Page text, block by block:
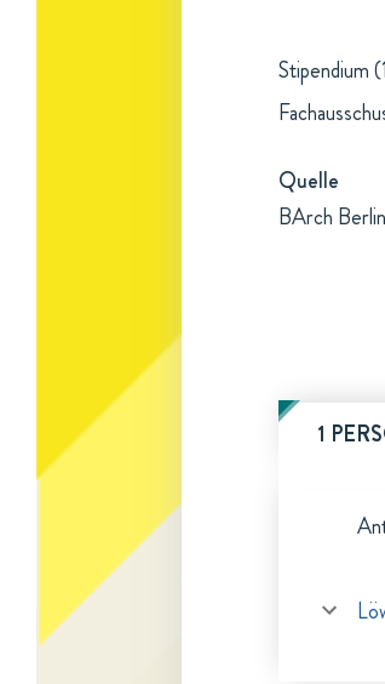
Stipendium
Quelle
BArch
1